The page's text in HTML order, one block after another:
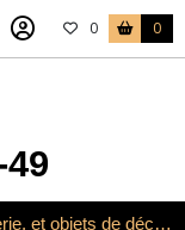
0 0
Noeuds papillon en bois, bijoux en marqueterie, et objets de décoration en marqueterie bois